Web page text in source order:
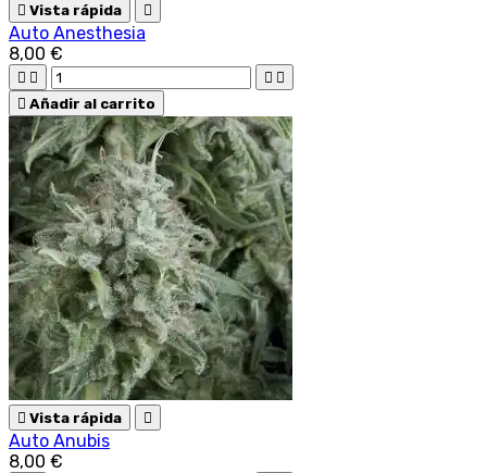
 Vista rápida 
Auto Anesthesia
8,00 €
   
 Añadir al carrito
 Vista rápida 
Auto Anubis
8,00 €